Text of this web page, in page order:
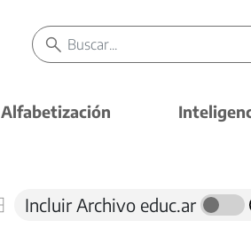
Alfabetización
Incluir Archivo educ.ar